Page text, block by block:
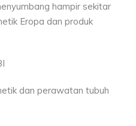
hampir sekitar
Eropa dan produk
dan perawatan tubuh